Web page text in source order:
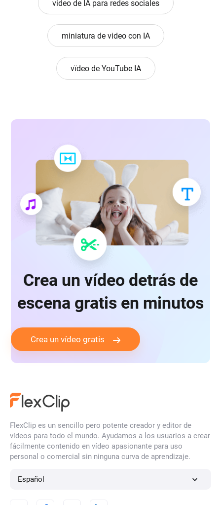
video de IA para redes sociales
miniatura de video con IA
vïdeo de YouTube IA
Crea un vídeo detrás de
escena gratis en minutos
Crea un vídeo gratis
FlexClip es un sencillo pero potente creador y editor de
vídeos para todo el mundo. Ayudamos a los usuarios a crear
fácilmente contenido en vídeo apasionante para uso
personal o comercial sin ninguna curva de aprendizaje.
Español